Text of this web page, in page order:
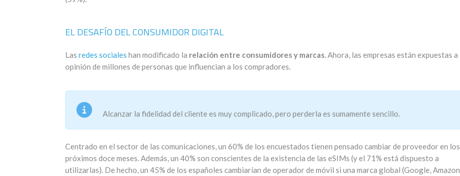
EL DESAFÍO DEL CONSUMIDOR DIGITAL
Las redes sociales han modificado la relación entre consumidores y marcas. Ahora, las empresas están expuestas a
opinión de millones de personas que influencian a los compradores.
Alcanzar la fidelidad del cliente es muy complicado, pero perderla es sumamente sencillo.
Centrado en el sector de las comunicaciones, un 60% de los encuestados tienen pensado cambiar de proveedor en los
próximos doce meses. Además, un 40% son conscientes de la existencia de las eSIMs (y el 71% está dispuesto a
utilizarlas). De hecho, un 45% de los españoles cambiarían de operador de móvil si una marca global (Google,